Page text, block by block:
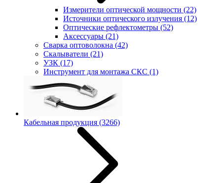
Измерители оптической мощности (22)
Источники оптического излучения (12)
Оптические рефлектометры (52)
Аксессуары (21)
Сварка оптоволокна (42)
Скалыватели (21)
УЗК (17)
Инструмент для монтажа СКС (1)
Кабельная продукция (3266)